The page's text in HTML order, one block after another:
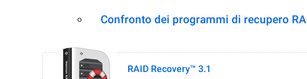
Confronto dei programmi di recupero
RAID Recovery™ 3.1